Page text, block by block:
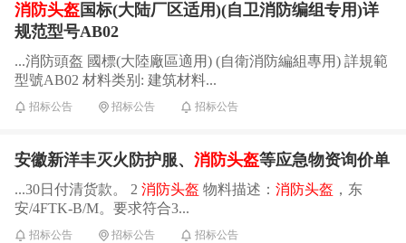
消防头盔国标(大陆厂区适用)(自卫消防编组专用)详
规范型号AB02
...消防頭盔 國標(大陸廠區適用) (自衛消防編組專用) 詳規範
型號AB02 材料类别: 建筑材料...
招标公告 招标公告 招标公告
安徽新洋丰灭火防护服、 消防头盔等应急物资询价单
...30日付清货款。 2 消防头盔 物料描述： 消防头盔 ，东
安/4FTK-B/M。要求符合3...
招标公告 招标公告 招标公告